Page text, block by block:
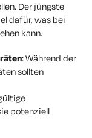
Der jüngste
dafür, was bei
kann.
: Während der
sollten
potenziell